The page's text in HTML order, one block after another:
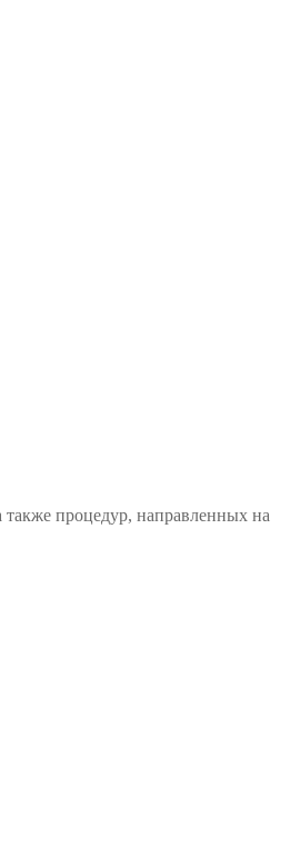
процедур, направленных на